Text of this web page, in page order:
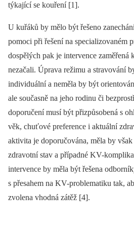
týkající se kouření [1].
U kuřáků by mělo být řešeno
pomoci při řešení na specializovaném
dospělých pak je intervence zaměřená
nezačali. Úprava režimu a stravování
individuální a neměla by být
ale současně na jeho rodinu či
doporučení musí být přizpůsobená s
věk, chuťové preference i aktuální
aktivita je doporučována, měla by
zdravotní stav a případné KV-
intervence by měla být řešena
s přesahem na KV-problematiku tak,
zvolena vhodná zátěž [4].